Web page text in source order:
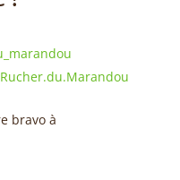
bravo à